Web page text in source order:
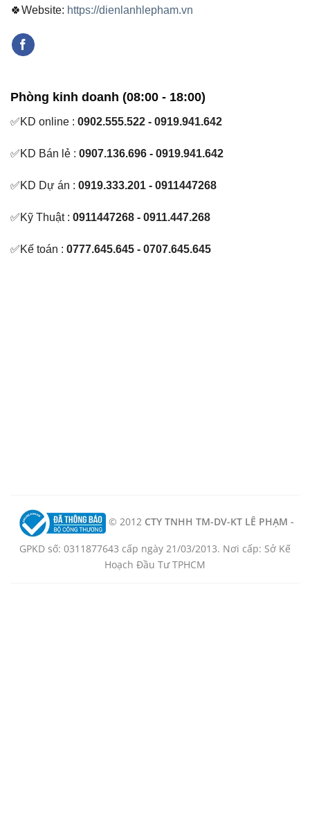
🍀Website: https://dienlanhlepham.vn
Phòng kinh doanh (08:00 - 18:00)
✅KD online : 0902.555.522 - 0919.941.642
✅KD Bán lẻ : 0907.136.696 - 0919.941.642
✅KD Dự án : 0919.333.201 - 0911447268
✅Kỹ Thuật : 0911447268 - 0911.447.268
✅Kế toán : 0777.645.645 - 0707.645.645
© 2012 CTY TNHH TM-DV-KT LÊ PHẠM -
GPKD số: 0311877643 cấp ngày 21/03/2013. Nơi cấp: Sở Kế
Hoạch Đầu Tư TPHCM